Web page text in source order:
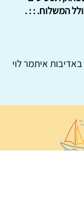
באדיבות איתמר לוי